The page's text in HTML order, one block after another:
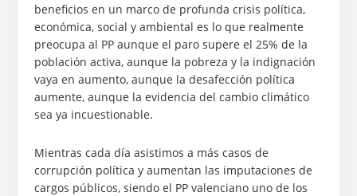
beneficios en un marco de profunda crisis política,
económica, social y ambiental es lo que realmente
preocupa al PP aunque el paro supere el 25% de la
población activa, aunque la pobreza y la indignación
vaya en aumento, aunque la desafección política
aumente, aunque la evidencia del cambio climático
sea ya incuestionable.
Mientras cada día asistimos a más casos de
corrupción política y aumentan las imputaciones de
cargos públicos, siendo el PP valenciano uno de los